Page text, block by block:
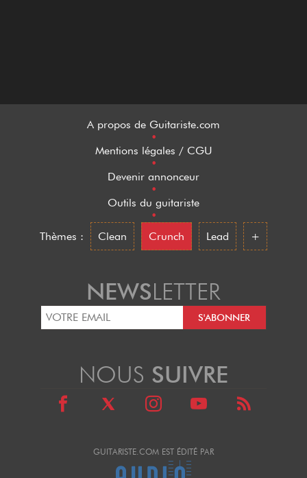
A propos de Guitariste.com
•
Mentions légales / CGU
•
Devenir annonceur
•
Outils du guitariste
•
Thèmes :
Clean Crunch Lead +
NEWSLETTER
GUITARISTE.COM EST ÉDITÉ PAR
NOUS SUIVRE